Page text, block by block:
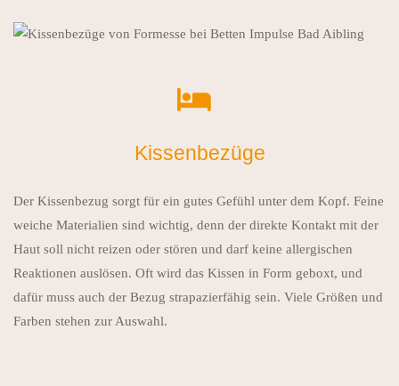
Kissenbezüge
Der Kissenbezug sorgt für ein gutes Gefühl unter dem Kopf. Feine
weiche Materialien sind wichtig, denn der direkte Kontakt mit der
Haut soll nicht reizen oder stören und darf keine allergischen
Reaktionen auslösen. Oft wird das Kissen in Form geboxt, und
dafür muss auch der Bezug strapazierfähig sein. Viele Größen und
Farben stehen zur Auswahl.